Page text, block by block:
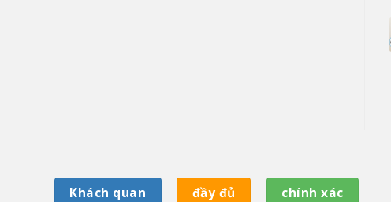
Khách quan đầy đủ chính xác